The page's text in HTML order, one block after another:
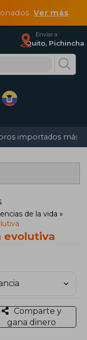
Ver más
Enviar a
Quito, Pichincha
importados más
de la vida
evolutiva
Comparte y
gana dinero